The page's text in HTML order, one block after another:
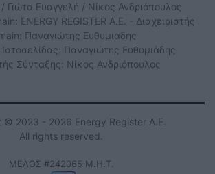
Γιώτα Ευαγγελή / Νίκος Ανδριόπουλος
ENERGY REGISTER Α.Ε. - Διαχειριστής
Παναγιώτης Ευθυμιάδης
Ιστοσελίδας: Παναγιώτης Ευθυμιάδης
Σύνταξης: Νίκος Ανδριόπουλος
© 2023 - 2026 Energy Register Α.Ε.
All rights reserved.
ΜΕΛΟΣ #242065 Μ.Η.Τ.